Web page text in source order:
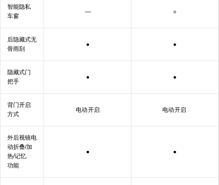
智能隐私
车窗
— ○
后隐藏式无
骨雨刮
● ●
隐藏式门
把手
● ●
背门开启
方式
电动开启 电动开启
外后视镜电
动折叠/加
热/记忆
功能
● ●